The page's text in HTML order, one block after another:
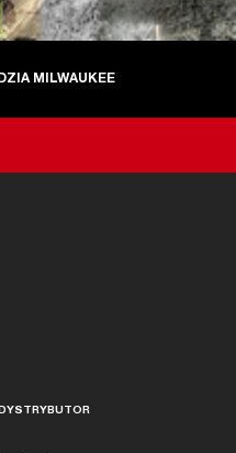
MILWAUKEE